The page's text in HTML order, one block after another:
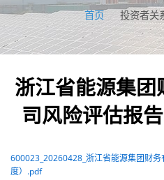
首页 / 投资者关
浙江省能源集
司风险评估报
600023_20260428_浙江省能源集团财
度）.pdf